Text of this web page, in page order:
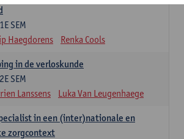
1E SEM
Haegdorens Renka Cools
in de verloskunde
2E SEM
Lanssens Luka Van Leugenhaege
in een (inter)nationale en
zorgcontext